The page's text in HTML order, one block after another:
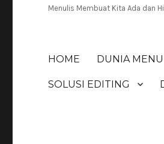
Menulis Membuat Kita Ada dan
HOME DUNIA
SOLUSI EDITING